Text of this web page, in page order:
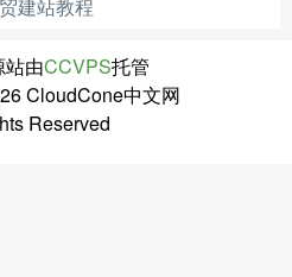
建站教程
站由CCVPS托管
CloudCone中文网
Reserved